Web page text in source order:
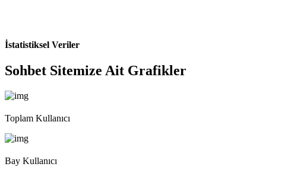
İstatistiksel Veriler
Sohbet Sitemize Ait Grafikler
Toplam Kullanıcı
Bay Kullanıcı